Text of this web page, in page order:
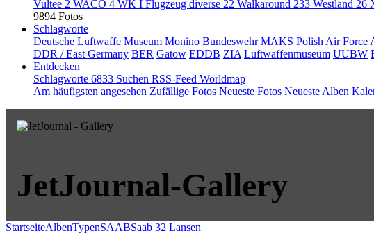
Vultee 2 WACO 4 WK I Flugzeug diverse 22 Walkaround 233 Westland 26
9894 Fotos
Schlagworte
Deutsche Luftwaffe Museum Monino Bundeswehr MAKS Polish Air Force
DDR / East Germany BER Gatow EDDB ZIA Luftwaffenmuseum UUBW
Entdecken
Schlagworte 6833 Suchen RSS-Feed Worldmap
Am häufigsten angesehen Zufällige Fotos Neueste Fotos Neueste Alben
JetJournal-Gallery
StartseiteAlbenTypenSAABSaab 32 Lansen